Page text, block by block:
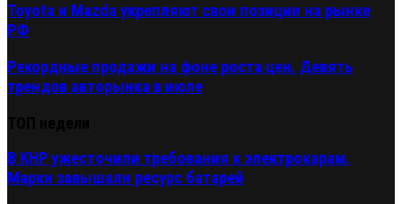
Toyota и Mazda укрепляют свои позиции на рынке
РФ
Рекордные продажи на фоне роста цен. Девять
трендов авторынка в июле
В КНР ужесточили требования к электрокарам.
Марки завышали ресурс батарей